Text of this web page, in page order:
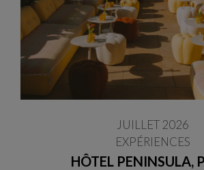
HÔTEL PENINSULA,
JUILLET 2026
EXPÉRIENCES